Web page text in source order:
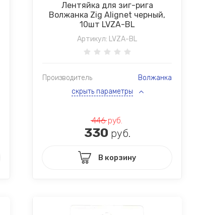
Лентяйка для зиг-рига
Волжанка Zig Alignet черный,
10шт LVZA-BL
Артикул: LVZA-BL
Производитель
Волжанка
скрыть параметры
446руб.
330 руб.
В корзину